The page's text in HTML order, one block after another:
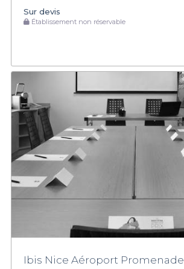
Sur devis
Établissement non réservable
Ibis Nice Aéroport Promenade